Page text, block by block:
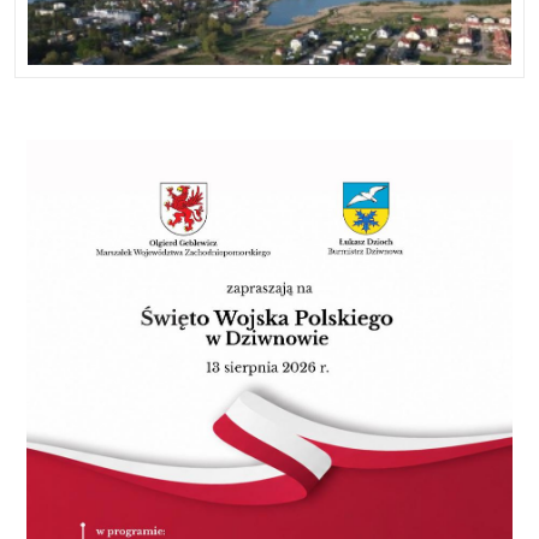
Scena Ludzika - Laureat Ludzika Scena przy
Amfiteatrze - wstęp wolny 10 - 13.08, godz. 10:30
Bezpieczne Wakacje: - „O psie, który jeździł koleją 2"
Męczących Amfiteatr 17 - 20.08, godz. 10:30
Bezpieczne Wakacje: - „Heidi ratuje Rysia" Kino
Kryterium 19.08, godz. 18:00 Wajda Re - Wizje.
Przegląd filmów Andrzeja Wajdy w 100. rocznicę
urodzin - „Kronika wypadków miłosnych" Kino
Kryterium 21.08, godz. 19:00 Carlos Sarduy &
Sylwester Ostrowski „Fiesta Cubana y Polaca" ft. Jose
Torres i Elizabeth Martinez - koncert Amfiteatr
21.08 Letnie Kino na Wenedów - „Willow i tajemniczy
las" Orlik ul. Wenedów - wstęp wolny 22.08, godz.
17:00 Koncert z okazji Święta Niepodległości Ukrainy
„Sercem z Ukrainą" Amfiteatr 23.08 Ulica Smaków
sierpnia o godz. 18.00 publiczność rozbawi Kabaret
Skeczów Męczących, znany z dynamicznych
Martinez. Dzień później, 22 sierpnia o godz. 17.00,
zaplanowano koncert z okazji Święta Niepodległości
zakończy Koszalin Folk Festival „Górale na Pomorzu”,
który odbędzie się 29 sierpnia o godz. 19.00.
Wydarzenie połączy tradycję, muzykę folkową i
wyjątkowy klimat regionalnych brzmień. Ostatnim
punktem letniego programu będzie wrześniowy
koncert Zalii, zaplanowany na 12 września o godz.
19.00. Artystka zamknie tegoroczny cykl wydarzeń w
Amfiteatrze, który przez całe lato będzie tętnił